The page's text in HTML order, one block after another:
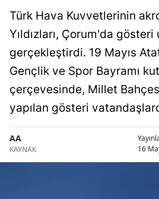
Türk Hava Kuvvetlerinin
Yıldızları, Çorum'da gösteri
gerçekleştirdi. 19 Mayıs
Gençlik ve Spor Bayramı
çerçevesinde, Millet
yapılan gösteri
AA
KAYNAK
16